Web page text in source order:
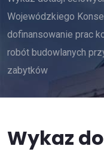
Wojewódzkiego
dofinansowanie prac
robót budowlanych
zabytków
Wykaz